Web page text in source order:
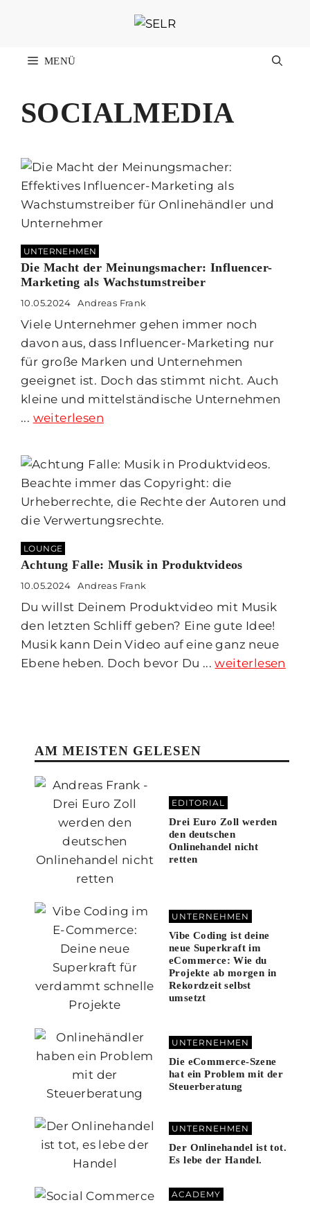
MENÜ
SOCIALMEDIA
UNTERNEHMEN
Die Macht der Meinungsmacher: Influencer-
Marketing als Wachstumstreiber
10.05.2024 Andreas Frank
Viele Unternehmer gehen immer noch
davon aus, dass Influencer-Marketing nur
für große Marken und Unternehmen
geeignet ist. Doch das stimmt nicht. Auch
kleine und mittelständische Unternehmen
... weiterlesen
LOUNGE
Achtung Falle: Musik in Produktvideos
10.05.2024 Andreas Frank
Du willst Deinem Produktvideo mit Musik
den letzten Schliff geben? Eine gute Idee!
Musik kann Dein Video auf eine ganz neue
Ebene heben. Doch bevor Du ...weiterlesen
AM MEISTEN GELESEN
EDITORIAL
Drei Euro Zoll werden
den deutschen
Onlinehandel nicht
retten
UNTERNEHMEN
Vibe Coding ist deine
neue Superkraft im
eCommerce: Wie du
Projekte ab morgen in
Rekordzeit selbst
umsetzt
UNTERNEHMEN
Die eCommerce-Szene
hat ein Problem mit der
Steuerberatung
UNTERNEHMEN
Der Onlinehandel ist tot.
Es lebe der Handel.
ACADEMY